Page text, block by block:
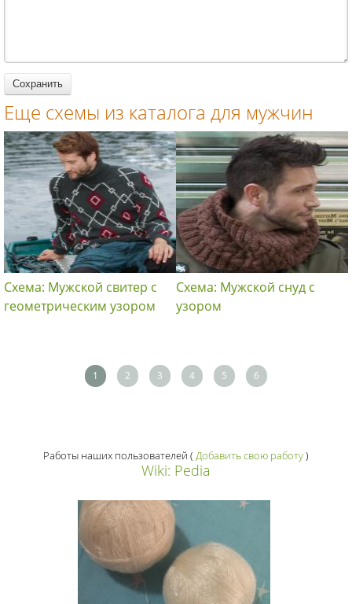
Еще схемы из каталога для мужчин
Схема: Мужской свитер с
геометрическим узором
Схема: Мужской снуд с
узором
1 2 3 4 5 6
Работы наших пользователей ( Добавить свою работу)
Wiki: Pedia